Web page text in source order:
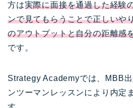
方は実際に面接を通過した経験
ンで見てもらうことで正しいや
のアウトプットと自分の距離感
です。
Strategy Academyでは、MBB
ンツーマンレッスンにより内定